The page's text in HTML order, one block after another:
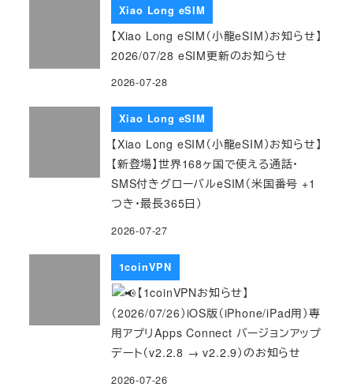
Xiao Long eSIM
【Xiao Long eSIM（小龍eSIM）お知らせ】
2026/07/28 eSIM更新のお知らせ
2026-07-28
Xiao Long eSIM
【Xiao Long eSIM（小龍eSIM）お知らせ】
【新登場】世界168ヶ国で使える通話・
SMS付きグローバルeSIM（米国番号 +1
つき・最長365日）
2026-07-27
1coinVPN
【1coinVPNお知らせ】
（2026/07/26）iOS版（iPhone/iPad用）専
用アプリApps Connect バージョンアップ
デート（v2.2.8 → v2.2.9）のお知らせ
2026-07-26